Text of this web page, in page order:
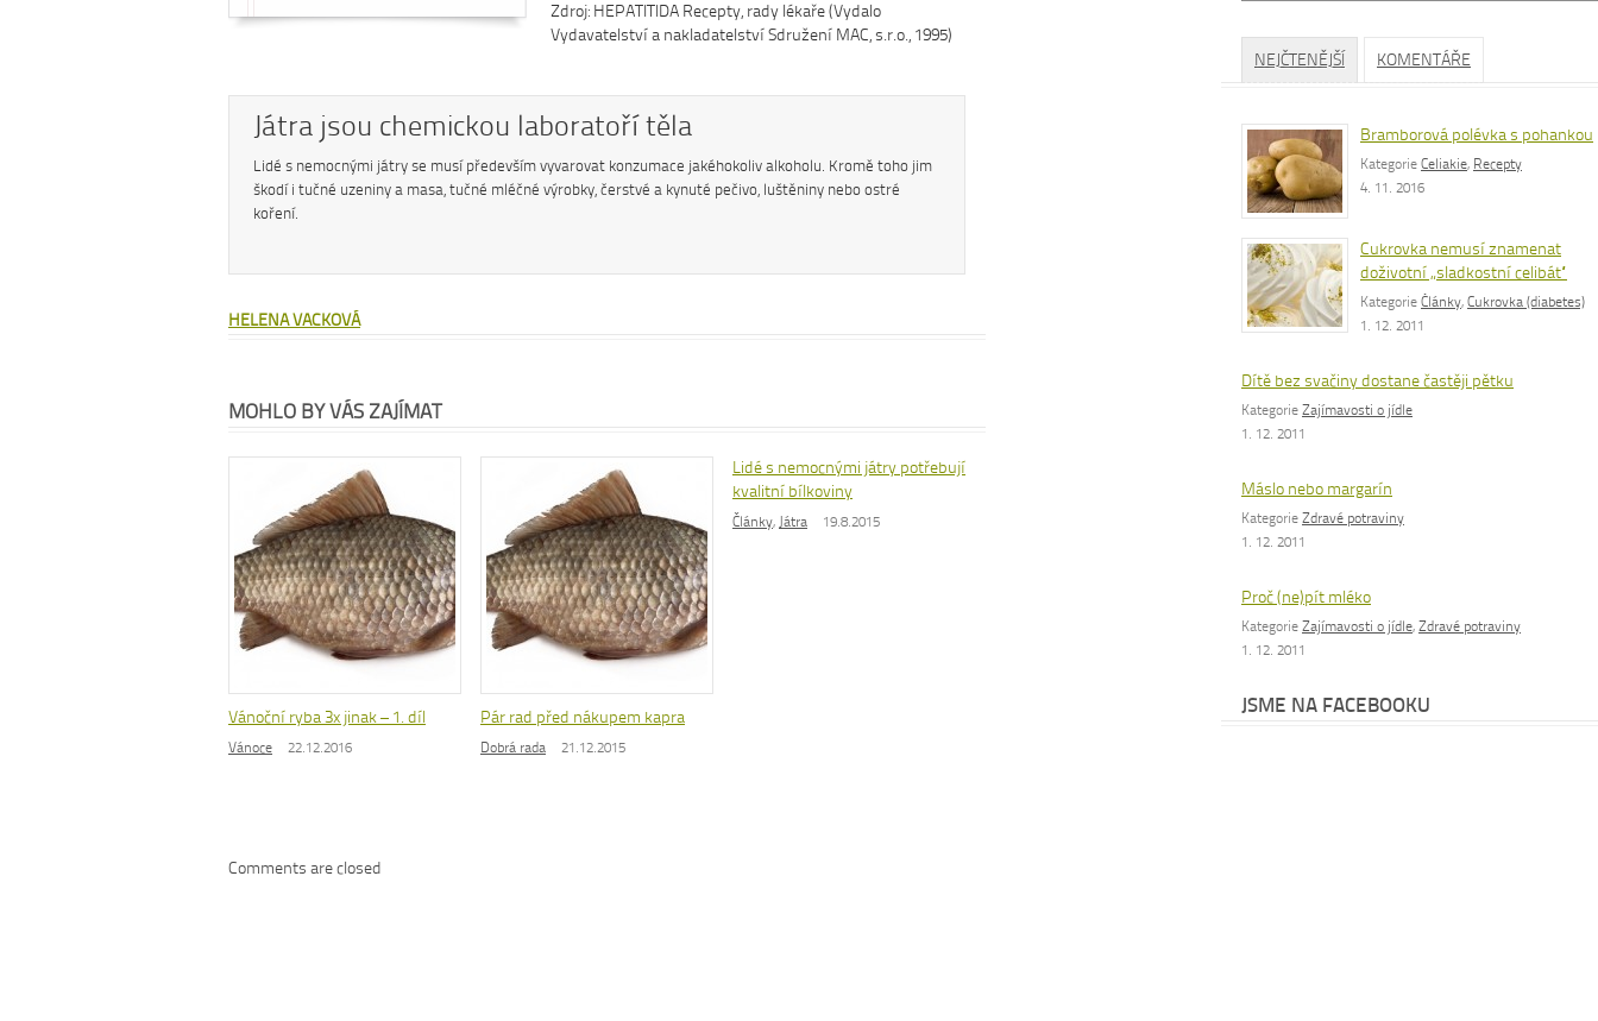
Zdroj: HEPATITIDA Recepty, rady lékaře (Vydalo
Vydavatelství a nakladatelství Sdružení MAC, s.r.o., 1995)
Játra jsou chemickou laboratoří těla
Lidé s nemocnými játry se musí především vyvarovat konzumace jakéhokoliv alkoholu. Kromě toho jim
škodí i tučné uzeniny a masa, tučné mléčné výrobky, čerstvé a kynuté pečivo, luštěniny nebo ostré
koření.
HELENA VACKOVÁ
MOHLO BY VÁS ZAJÍMAT
Vánoční ryba 3x jinak – 1. díl
Vánoce 22.12.2016
Pár rad před nákupem kapra
Dobrá rada 21.12.2015
Lidé s nemocnými játry potřebují
kvalitní bílkoviny
Články, Játra 19.8.2015
Comments are closed
NEJČTENĚJŠÍ KOMENTÁŘE
Bramborová polévka s pohankou
Kategorie Celiakie, Recepty
4. 11. 2016
Cukrovka nemusí znamenat
doživotní „sladkostní celibát“
Kategorie Články, Cukrovka (diabetes)
1. 12. 2011
Dítě bez svačiny dostane častěji pětku
Kategorie Zajímavosti o jídle
1. 12. 2011
Máslo nebo margarín
Kategorie Zdravé potraviny
1. 12. 2011
Proč (ne)pít mléko
Kategorie Zajímavosti o jídle, Zdravé potraviny
1. 12. 2011
JSME NA FACEBOOKU